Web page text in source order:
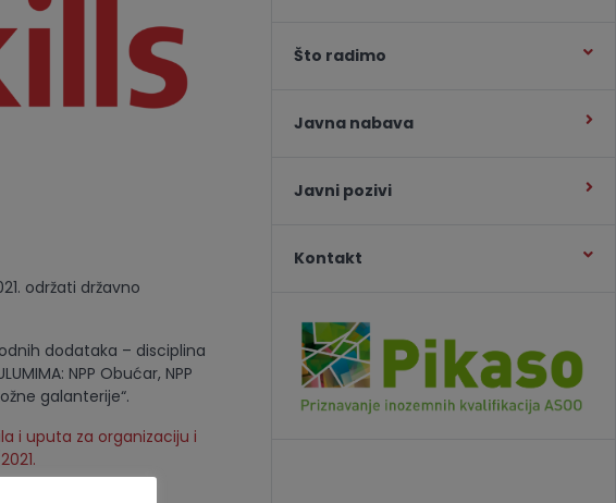
održati državno
dodataka – disciplina
NPP Obućar, NPP
galanterije“.
i uputa za organizaciju i
Što radimo
Javna nabava
Javni pozivi
Kontakt